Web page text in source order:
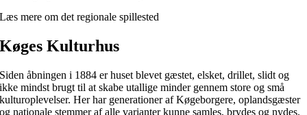
Læs mere om det regionale spillested
Køges Kulturhus
Siden åbningen i 1884 er huset blevet gæstet, elsket, drillet, slidt og
ikke mindst brugt til at skabe utallige minder gennem store og små
kulturoplevelser. Her har generationer af Køgeborgere, oplandsgæster
og nationale stemmer af alle varianter kunne samles, brydes og nydes.